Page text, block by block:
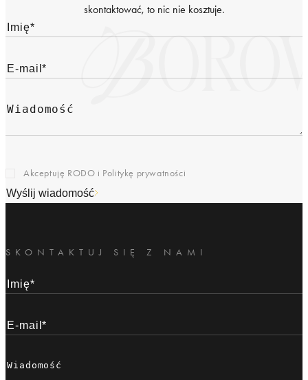
skontaktować, to nic nie kosztuje.
Akceptuję RODO i Politykę prywatności
Wyślij wiadomość
SKONTAKTUJ SIĘ Z NAMI